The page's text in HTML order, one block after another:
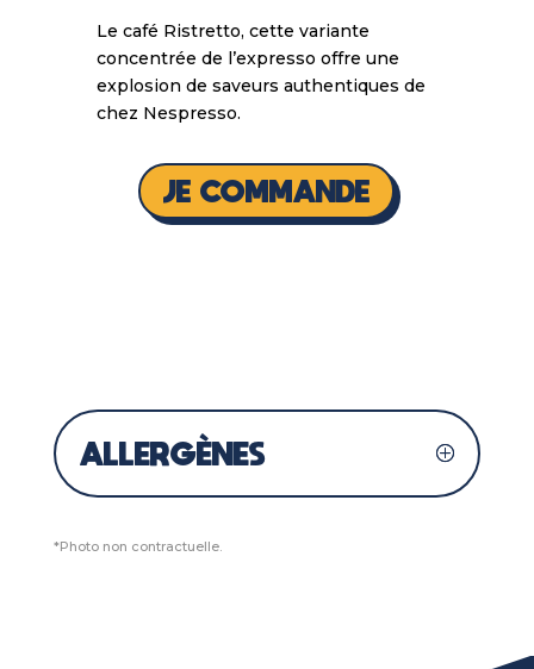
Le café Ristretto, cette variante
concentrée de l’expresso offre une
explosion de saveurs authentiques de
chez Nespresso.
JE COMMANDE
ALLERGÈNES
*Photo non contractuelle.